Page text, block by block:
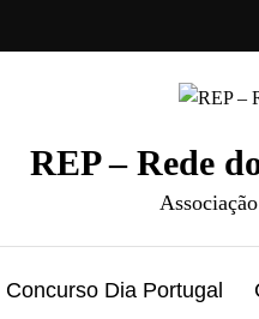
REP – Rede
Concurso Dia Portugal